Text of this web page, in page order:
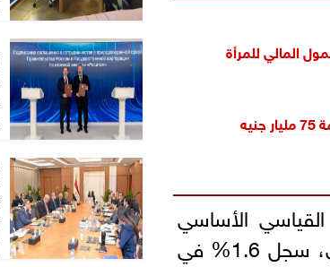
المالي للمرأة
الأساسي
لأسعار المستهلكين، الذي يعده البنك المركزي المصري، سجل 1.6% في